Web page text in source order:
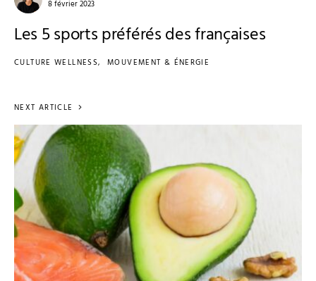
8 février 2023
Les 5 sports préférés des françaises
CULTURE WELLNESS MOUVEMENT & ÉNERGIE
NEXT ARTICLE